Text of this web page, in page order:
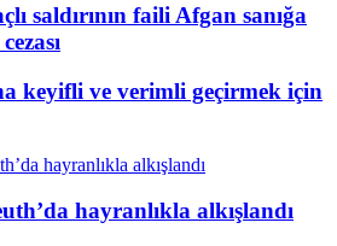
saldırının faili Afgan sanığa
keyifli ve verimli geçirmek için
hayranlıkla alkışlandı